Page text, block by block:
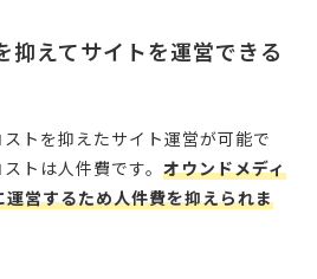
抑えてサイトを運営できる
トを抑えたサイト運営が可能で
トは人件費です。 オウンドメディ
営するため人件費を抑えられま